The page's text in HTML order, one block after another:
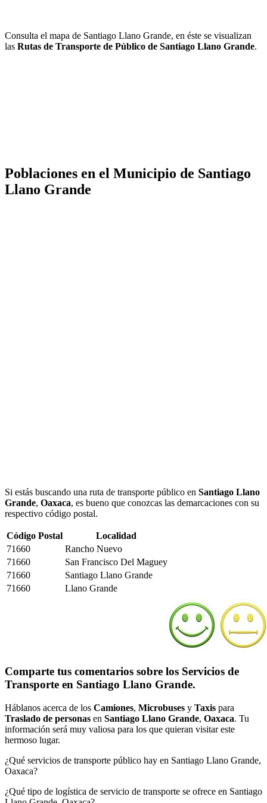
Consulta el mapa de Santiago Llano Grande, en éste se visualizan
las Rutas de Transporte de Público de Santiago Llano Grande.
Poblaciones en el Municipio de Santiago
Llano Grande
Si estás buscando una ruta de transporte público en Santiago Llano
Grande, Oaxaca, es bueno que conozcas las demarcaciones con su
respectivo código postal.
Código Postal
Localidad
71660
Rancho Nuevo
71660
San Francisco Del Maguey
71660
Santiago Llano Grande
71660
Llano Grande
Comparte tus comentarios sobre los Servicios de
Transporte en Santiago Llano Grande.
Háblanos acerca de los Camiones, Microbuses y Taxis para
Traslado de personas en Santiago Llano Grande, Oaxaca. Tu
información será muy valiosa para los que quieran visitar este
hermoso lugar.
¿Qué servicios de transporte público hay en Santiago Llano Grande,
Oaxaca?
¿Qué tipo de logística de servicio de transporte se ofrece en Santiago